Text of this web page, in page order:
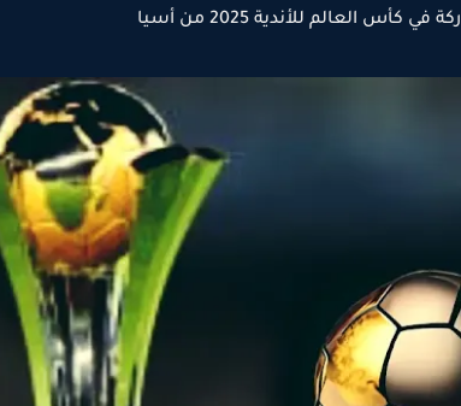
كأس العالم للأندية 2025 من أسيا